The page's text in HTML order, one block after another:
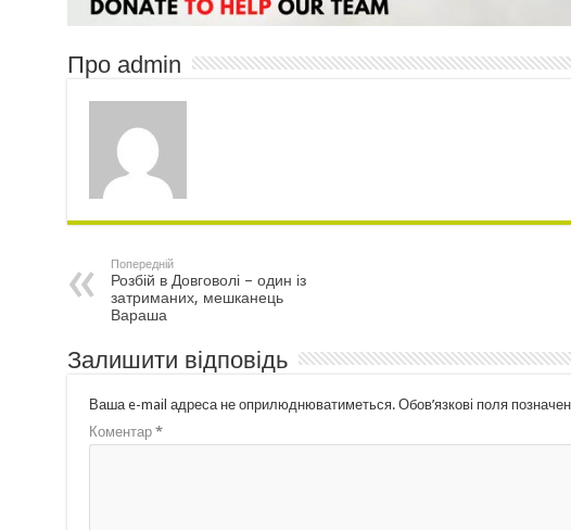
Про admin
Попередній
Розбій в Довговолі – один із
затриманих, мешканець
Вараша
Залишити відповідь
Ваша e-mail адреса не оприлюднюватиметься. Обов’язкові поля
Коментар *